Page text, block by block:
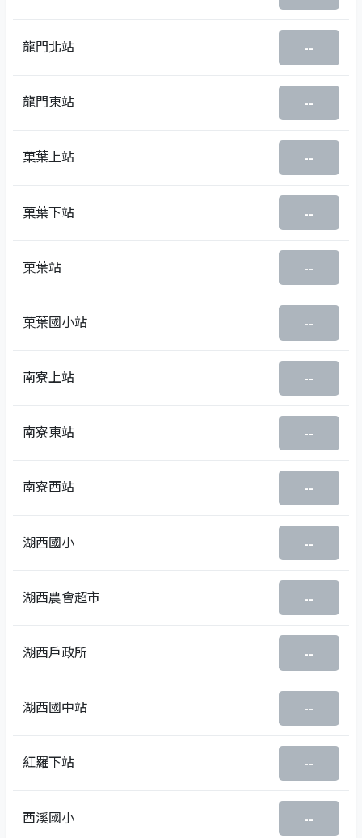
龍門北站 --
龍門東站 --
菓葉上站 --
菓葉下站 --
菓葉站 --
菓葉國小站 --
南寮上站 --
南寮東站 --
南寮西站 --
湖西國小 --
湖西農會超市 --
湖西戶政所 --
湖西國中站 --
紅羅下站 --
西溪國小 --